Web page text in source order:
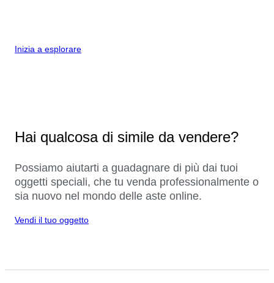
Inizia a esplorare
Hai qualcosa di simile da vendere?
Possiamo aiutarti a guadagnare di più dai tuoi
oggetti speciali, che tu venda professionalmente o
sia nuovo nel mondo delle aste online.
Vendi il tuo oggetto